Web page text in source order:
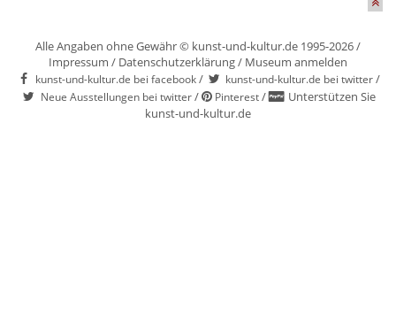
Alle Angaben ohne Gewähr © kunst-und-kultur.de 1995-2026 /
Impressum / Datenschutzerklärung/ Museum anmelden
kunst-und-kultur.de bei facebook/ kunst-und-kultur.de bei twitter/
Neue Ausstellungen bei twitter/ Pinterest/
Unterstützen Sie
kunst-und-kultur.de